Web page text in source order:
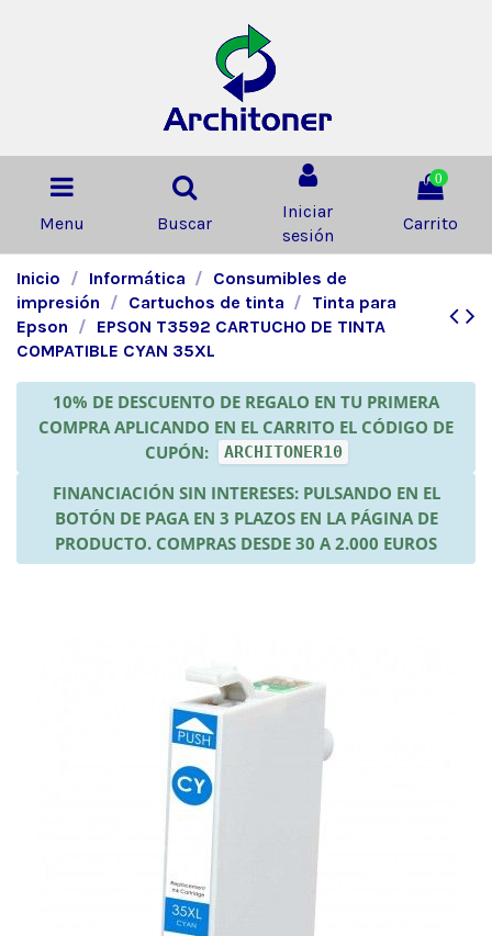
Menu Buscar
Iniciar
sesión
0
Carrito
Inicio Informática
Consumibles de
impresión
Cartuchos de tinta
Tinta para
Epson
EPSON T3592 CARTUCHO DE TINTA
COMPATIBLE CYAN 35XL
10% DE DESCUENTO DE REGALO EN TU PRIMERA
COMPRA APLICANDO EN EL CARRITO EL CÓDIGO DE
CUPÓN:
ARCHITONER10
FINANCIACIÓN SIN INTERESES: PULSANDO EN EL
BOTÓN DE PAGA EN 3 PLAZOS EN LA PÁGINA DE
PRODUCTO. COMPRAS DESDE 30 A 2.000 EUROS